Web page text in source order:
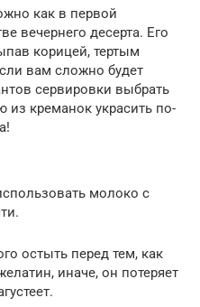
как в первой
вечернего десерта. Его
корицей, тертым
вам сложно будет
сервировки выбрать
креманок украсить по-
молоко с
остыть перед тем, как
иначе, он потеряет